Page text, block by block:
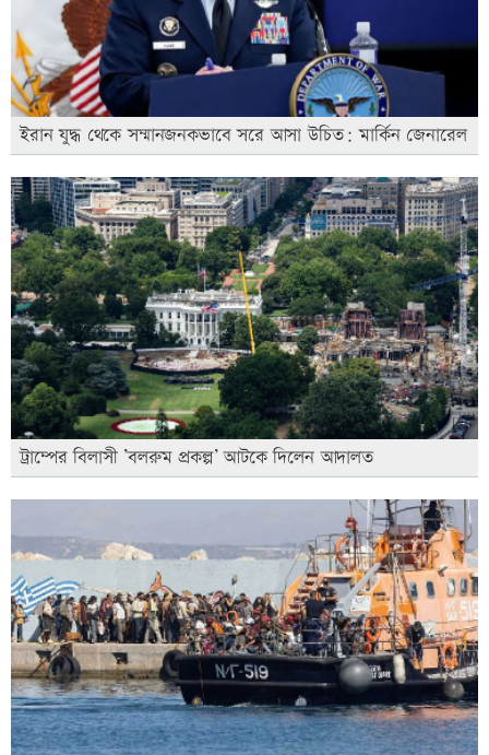
ইরান যুদ্ধ থেকে সম্মানজনকভাবে সরে আসা উচিত: মার্কিন জেনারেল
ট্রাম্পের বিলাসী ’বলরুম প্রকল্প’ আটকে দিলেন আদালত